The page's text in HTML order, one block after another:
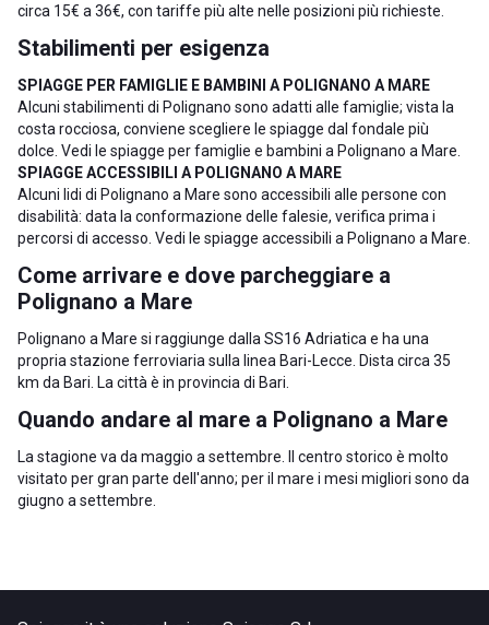
circa 15€ a 36€, con tariffe più alte nelle posizioni più richieste.
Stabilimenti per esigenza
SPIAGGE PER FAMIGLIE E BAMBINI A POLIGNANO A MARE
Alcuni stabilimenti di Polignano sono adatti alle famiglie; vista la
costa rocciosa, conviene scegliere le spiagge dal fondale più
dolce. Vedi le spiagge per famiglie e bambini a Polignano a Mare
SPIAGGE ACCESSIBILI A POLIGNANO A MARE
Alcuni lidi di Polignano a Mare sono accessibili alle persone con
disabilità: data la conformazione delle falesie, verifica prima i
percorsi di accesso. Vedi le spiagge accessibili a Polignano a Mare
Come arrivare e dove parcheggiare a
Polignano a Mare
Polignano a Mare si raggiunge dalla SS16 Adriatica e ha una
propria stazione ferroviaria sulla linea Bari-Lecce. Dista circa 35
km da Bari. La città è in provincia di Bari
Quando andare al mare a Polignano a Mare
La stagione va da maggio a settembre. Il centro storico è molto
visitato per gran parte dell'anno; per il mare i mesi migliori sono da
giugno a settembre.